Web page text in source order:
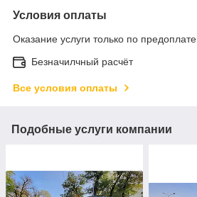
Условия оплаты
Оказание услуги только по предоплате.
Безначилчный расчёт
Все условия оплаты
Подобные услуги компании